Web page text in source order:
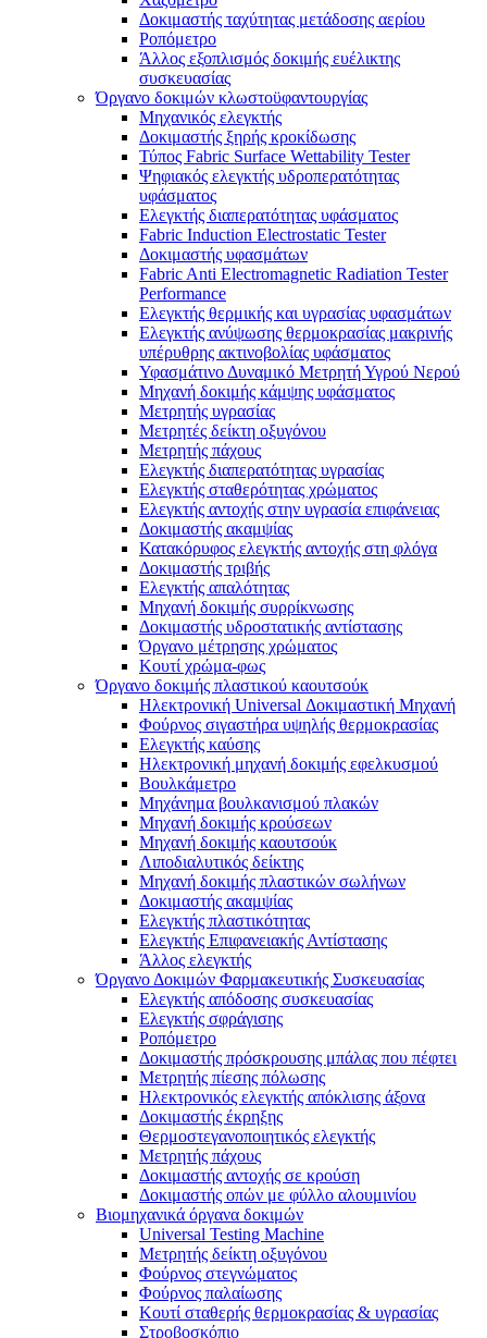
Δοκιμαστής ταχύτητας μετάδοσης αερίου
Ροπόμετρο
Άλλος εξοπλισμός δοκιμής ευέλικτης
συσκευασίας
Όργανο δοκιμών κλωστοϋφαντουργίας
Μηχανικός ελεγκτής
Δοκιμαστής ξηρής κροκίδωσης
Τύπος Fabric Surface Wettability Tester
Ψηφιακός ελεγκτής υδροπερατότητας
υφάσματος
Ελεγκτής διαπερατότητας υφάσματος
Fabric Induction Electrostatic Tester
Δοκιμαστής υφασμάτων
Fabric Anti Electromagnetic Radiation Tester
Performance
Ελεγκτής θερμικής και υγρασίας υφασμάτων
Ελεγκτής ανύψωσης θερμοκρασίας μακρινής
υπέρυθρης ακτινοβολίας υφάσματος
Υφασμάτινο Δυναμικό Μετρητή Υγρού Νερού
Μηχανή δοκιμής κάμψης υφάσματος
Μετρητής υγρασίας
Μετρητές δείκτη οξυγόνου
Μετρητής πάχους
Ελεγκτής διαπερατότητας υγρασίας
Ελεγκτής σταθερότητας χρώματος
Ελεγκτής αντοχής στην υγρασία επιφάνειας
Δοκιμαστής ακαμψίας
Κατακόρυφος ελεγκτής αντοχής στη φλόγα
Δοκιμαστής τριβής
Ελεγκτής απαλότητας
Μηχανή δοκιμής συρρίκνωσης
Δοκιμαστής υδροστατικής αντίστασης
Όργανο μέτρησης χρώματος
Κουτί χρώμα-φως
Όργανο δοκιμής πλαστικού καουτσούκ
Ηλεκτρονική Universal Δοκιμαστική Μηχανή
Φούρνος σιγαστήρα υψηλής θερμοκρασίας
Ελεγκτής καύσης
Ηλεκτρονική μηχανή δοκιμής εφελκυσμού
Βουλκάμετρο
Μηχάνημα βουλκανισμού πλακών
Μηχανή δοκιμής κρούσεων
Μηχανή δοκιμής καουτσούκ
Λιποδιαλυτικός δείκτης
Μηχανή δοκιμής πλαστικών σωλήνων
Δοκιμαστής ακαμψίας
Ελεγκτής πλαστικότητας
Ελεγκτής Επιφανειακής Αντίστασης
Άλλος ελεγκτής
Όργανο Δοκιμών Φαρμακευτικής Συσκευασίας
Ελεγκτής απόδοσης συσκευασίας
Ελεγκτής σφράγισης
Ροπόμετρο
Δοκιμαστής πρόσκρουσης μπάλας που πέφτει
Μετρητής πίεσης πόλωσης
Ηλεκτρονικός ελεγκτής απόκλισης άξονα
Δοκιμαστής έκρηξης
Θερμοστεγανοποιητικός ελεγκτής
Μετρητής πάχους
Δοκιμαστής αντοχής σε κρούση
Δοκιμαστής οπών με φύλλο αλουμινίου
Βιομηχανικά όργανα δοκιμών
Universal Testing Machine
Μετρητής δείκτη οξυγόνου
Φούρνος στεγνώματος
Φούρνος παλαίωσης
Κουτί σταθερής θερμοκρασίας & υγρασίας
Στροβοσκόπιο